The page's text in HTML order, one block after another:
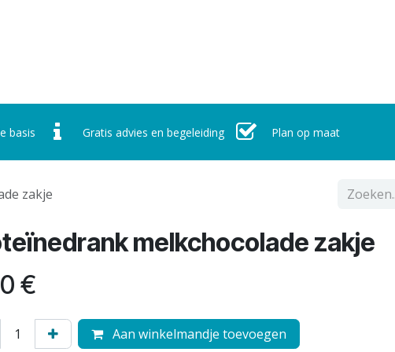
basis Gratis advies en begeleiding Plan op maat
zakje
melkchocolade zakje
€
Aan winkelmandje toevoegen